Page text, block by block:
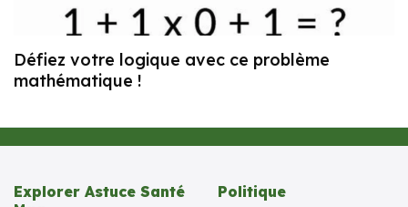
Défiez votre logique avec ce problème
mathématique !
Explorer Astuce Santé
Politique